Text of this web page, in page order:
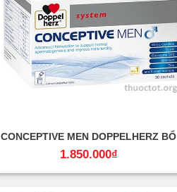
CONCEPTIVE MEN DOPPELHERZ BỔ
TINH TRÙNG, GIẢM DỊ DẠNG
1.850.000₫